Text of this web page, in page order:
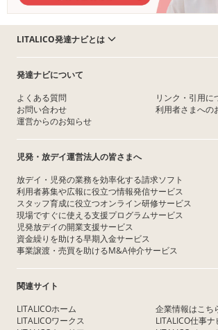
LITALICO発達ナビとは
発達ナビについて
よくある質問
お問い合わせ
運営からのお知らせ
リンク・引用に
利用者さまへの
児発・放デイ運営法人の皆さまへ
放デイ・児発の業務を効率化する請求ソフト
利用者募集や広報に役立つ情報発信サービス
スタッフ育成に役立つオンライン研修サービス
現場ですぐに使える支援プログラムサービス
児発放デイの開業支援サービス
資金繰りを助ける早期入金サービス
事業譲渡・売買を助けるM&A仲介サービス
関連サイト
LITALICOホーム
LITALICOワークス
企業情報はこち
LITALICO仕事ナ